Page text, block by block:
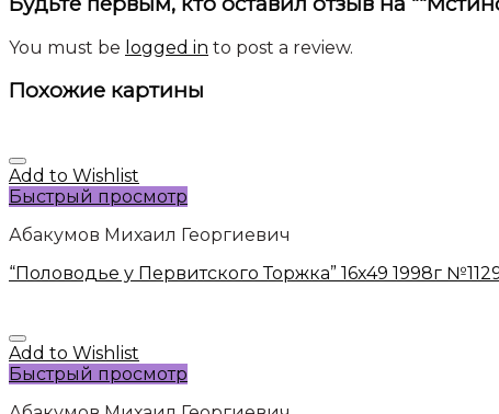
You must be logged in to post a review.
Похожие картины
Add to Wishlist
Быстрый просмотр
Абакумов Михаил Георгиевич
“Половодье у Первитского Торжка” 16х49 1998г
Add to Wishlist
Быстрый просмотр